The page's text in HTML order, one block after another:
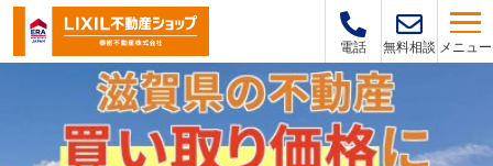
電話 無料相談 メニュー